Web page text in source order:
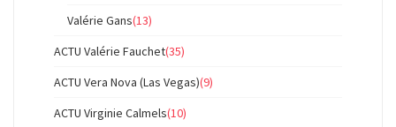
Valérie Gans(13)
ACTU Valérie Fauchet(35)
ACTU Vera Nova (Las Vegas)(9)
ACTU Virginie Calmels(10)